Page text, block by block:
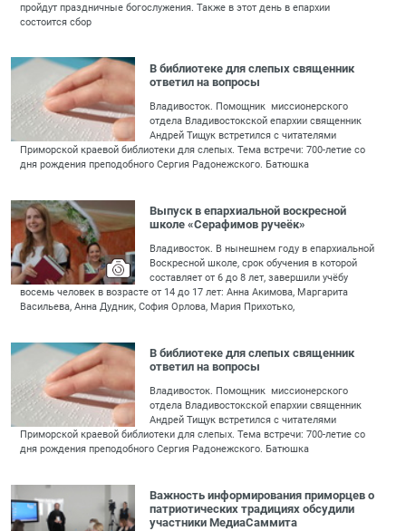
пройдут праздничные богослужения. Также в этот день в епархии
состоится сбор
В библиотеке для слепых священник
ответил на вопросы
Владивосток. Помощник миссионерского
отдела Владивостокской епархии священник
Андрей Тищук встретился с читателями
Приморской краевой библиотеки для слепых. Тема встречи: 700-летие со
дня рождения преподобного Сергия Радонежского. Батюшка
Выпуск в епархиальной воскресной
школе «Серафимов ручеёк»
Владивосток. В нынешнем году в епархиальной
Воскресной школе, срок обучения в которой
составляет от 6 до 8 лет, завершили учёбу
восемь человек в возрасте от 14 до 17 лет: Анна Акимова, Маргарита
Васильева, Анна Дудник, София Орлова, Мария Прихотько,
В библиотеке для слепых священник
ответил на вопросы
Владивосток. Помощник миссионерского
отдела Владивостокской епархии священник
Андрей Тищук встретился с читателями
Приморской краевой библиотеки для слепых. Тема встречи: 700-летие со
дня рождения преподобного Сергия Радонежского. Батюшка
Важность информирования приморцев о
патриотических традициях обсудили
участники МедиаСаммита